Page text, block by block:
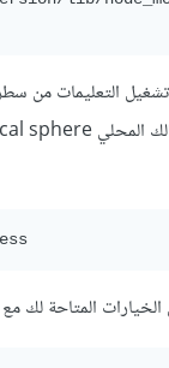
التعليمات من
المتاحة لك مع